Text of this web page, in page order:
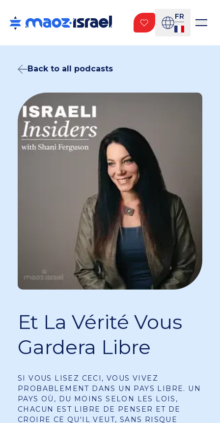
FR
Back to all podcasts
Et La Vérité Vous
Gardera Libre
SI VOUS LISEZ CECI, VOUS VIVEZ
PROBABLEMENT DANS UN PAYS LIBRE. UN
PAYS OÙ, DU MOINS SELON LES LOIS,
CHACUN EST LIBRE DE PENSER ET DE
CROIRE CE QU'IL VEUT, SANS RISQUE